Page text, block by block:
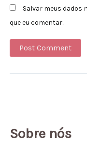
Salvar meus dados
que eu comentar.
Sobre nós